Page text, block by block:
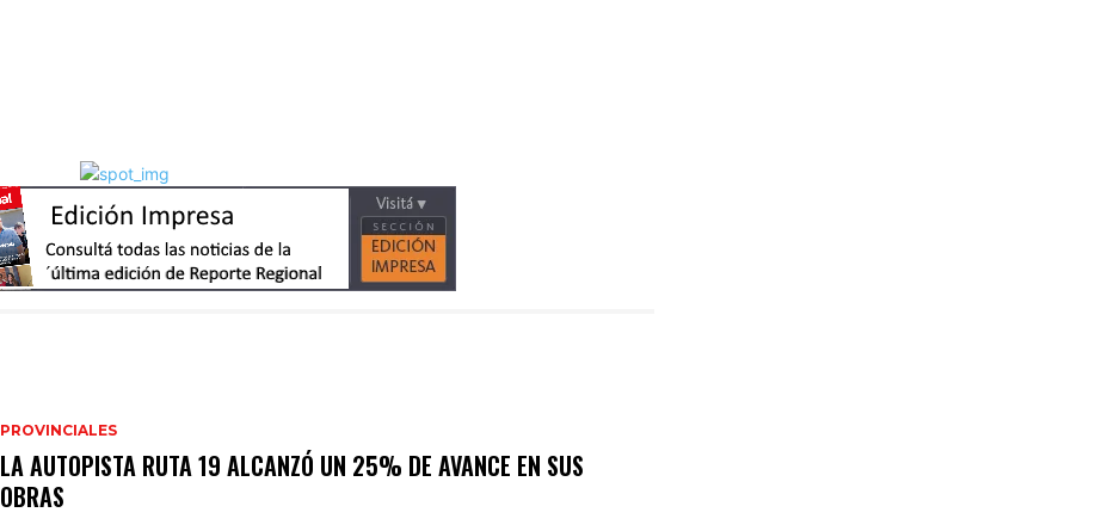
PROVINCIALES
LA AUTOPISTA RUTA 19 ALCANZÓ UN 25% DE AVANCE EN SUS
OBRAS